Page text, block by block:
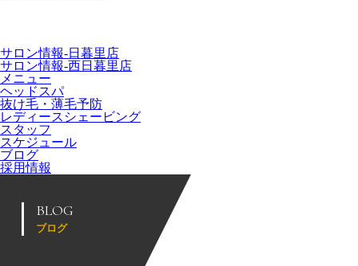
サロン情報-日暮里店
サロン情報-西日暮里店
メニュー
ヘッドスパ
抜け毛・薄毛予防
レディースシェービング
スタッフ
スケジュール
ブログ
採用情報
BLOG
ブログ